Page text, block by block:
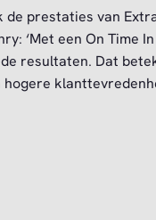
de prestaties van
‘Met een On Time
resultaten. Dat
hogere